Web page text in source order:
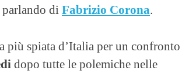
parlando di Fabrizio Corona.
più spiata d’Italia per un confronto
dopo tutte le polemiche nelle